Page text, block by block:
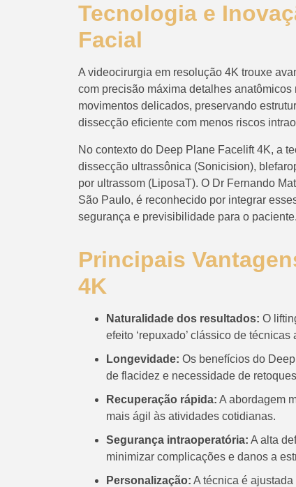
Tecnologia e
Facial
A videocirurgia em resolução 4K trouxe
com precisão máxima detalhes
movimentos delicados, preservando
dissecção eficiente com menos riscos
No contexto do Deep Plane Facelift 4K, a
dissecção ultrassônica (Sonicision),
por ultrassom (LiposaT). O Dr Fernando
São Paulo, é reconhecido por integrar
segurança e previsibilidade para o paciente.
Principais
4K
Naturalidade dos resultados: O
efeito ‘repuxado’ clássico de técnicas
Longevidade: Os benefícios do
de flacidez e necessidade de
Recuperação rápida: A abordagem
mais ágil às atividades cotidianas.
Segurança intraoperatória: A alta
minimizar complicações e danos a
Personalização: A técnica é